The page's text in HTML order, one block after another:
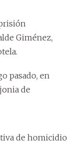
Giménez,
pasado, en
de
de homicidio